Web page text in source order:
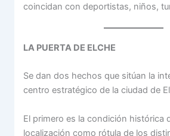
coincidan con deportistas, niños,
LA PUERTA DE ELCHE
Se dan dos hechos que sitúan la
centro estratégico de la ciudad de
El primero es la condición histórica
localización como rótula de los